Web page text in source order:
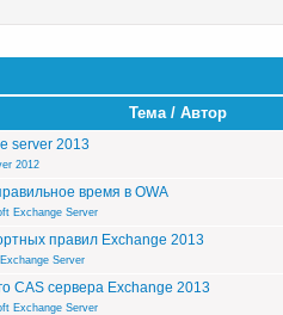
Тема / Автор
server 2013
2012
время в OWA
Exchange Server
правил Exchange 2013
Server
CAS сервера Exchange 2013
Exchange Server